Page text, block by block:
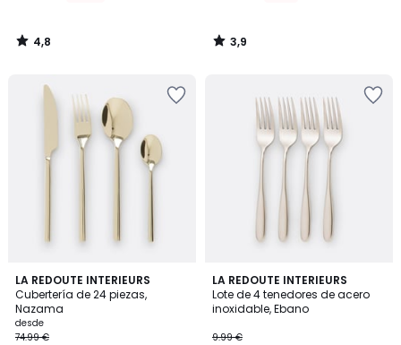
4,8
/
3,9
/
LA REDOUTE INTERIEURS
Cubertería de 24 piezas,
Nazama
desde
74.99 €
4,2
/ 5
2
Colores
LA REDOUTE INTERIEURS
Lote de 4 tenedores de acero
inoxidable, Ebano
9.99 €
4,8
/ 5